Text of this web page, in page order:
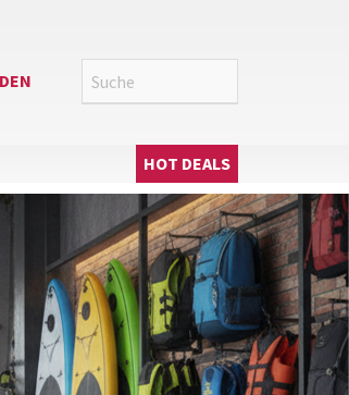
Suche
Hauptnavigation
HOT DEALS